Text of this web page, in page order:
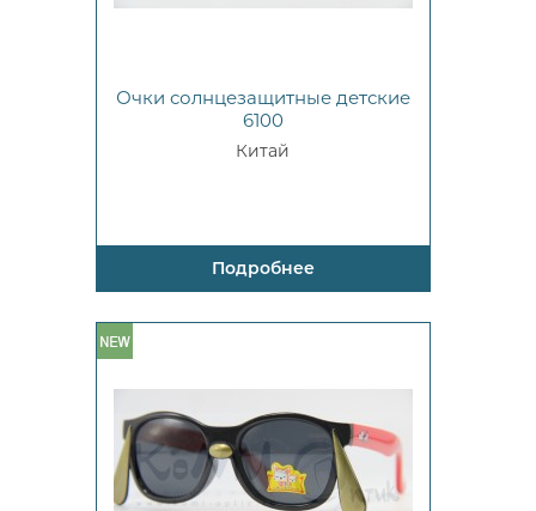
Очки солнцезащитные детские
6100
Китай
Подробнее